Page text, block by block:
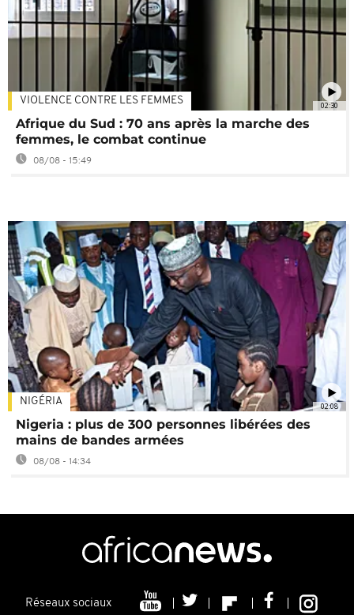
02:30
VIOLENCE CONTRE LES FEMMES
Afrique du Sud : 70 ans après la marche des
femmes, le combat continue
08/08 - 15:49
02:08
NIGÉRIA
Nigeria : plus de 300 personnes libérées des
mains de bandes armées
08/08 - 14:34
Réseaux sociaux